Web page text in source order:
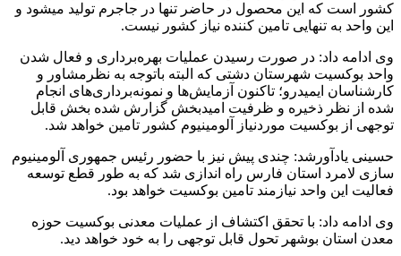
کشور است که این محصول در حاضر تنها در جاجرم تولید می‎شود و
این واحد به تنهایی تامین کننده نیاز کشور نیست.
وی ادامه داد: در صورت رسیدن عملیات بهره‌برداری و فعال شدن
واحد بوکسیت شهرستان دشتی که البته باتوجه به نظرمشاور و
کارشناسان ایمیدرو؛ تاکنون آزمایش‌ها و نمونه‌برداری‌های انجام
شده از نظر ذخیره و ظرفیت امیدبخش گزارش شده بخش قابل
توجهی از بوکسیت موردنیاز آلومینیوم کشور تامین خواهد شد.
حسینی یادآورشد: چندی پیش نیز با حضور رئیس جمهوری آلومینیوم
سازی لامرد استان فارس راه اندازی شد که به طور قطع توسعه
فعالیت این واحد نیازمند تامین بوکسیت خواهد بود.
وی ادامه داد: با تحقق اکتشاف از عملیات معدنی بوکسیت حوزه
معدن استان بوشهر تحول قابل توجهی را به خود خواهد دید.